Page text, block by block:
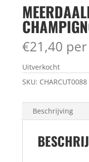
€21,40
Uitverkocht
SKU: CHARCUT0088
Beschrijving